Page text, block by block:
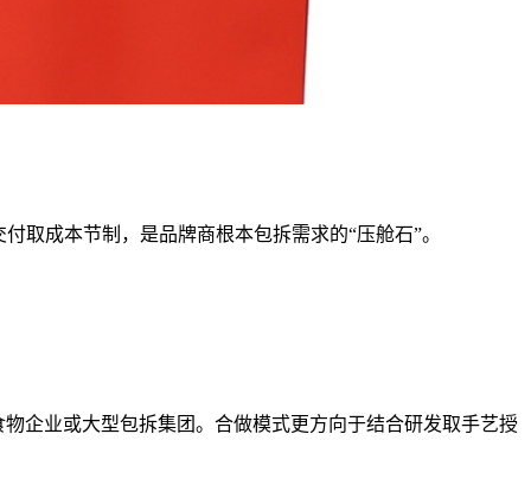
成本节制，是品牌商根本包拆需求的“压舱石”。
企业或大型包拆集团。合做模式更方向于结合研发取手艺授